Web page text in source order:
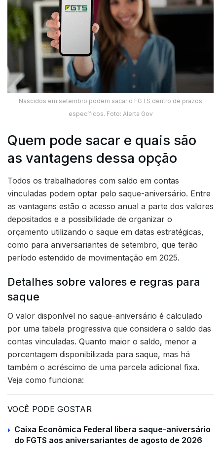
Nascidos em setembro podem sacar o FGTS dentro de prazos
específicos. Foto: Alerta Gov
Quem pode sacar e quais são
as vantagens dessa opção
Todos os trabalhadores com saldo em contas
vinculadas podem optar pelo saque-aniversário. Entre
as vantagens estão o acesso anual a parte dos valores
depositados e a possibilidade de organizar o
orçamento utilizando o saque em datas estratégicas,
como para aniversariantes de setembro, que terão
período estendido de movimentação em 2025.
Detalhes sobre valores e regras para
saque
O valor disponível no saque-aniversário é calculado
por uma tabela progressiva que considera o saldo das
contas vinculadas. Quanto maior o saldo, menor a
porcentagem disponibilizada para saque, mas há
também o acréscimo de uma parcela adicional fixa.
Veja como funciona:
VOCÊ PODE GOSTAR
Caixa Econômica Federal libera saque-aniversário
do FGTS aos aniversariantes de agosto de 2026